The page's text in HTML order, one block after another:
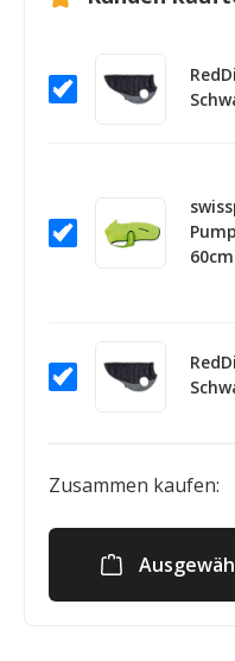
60cm
Zusammen kaufen: